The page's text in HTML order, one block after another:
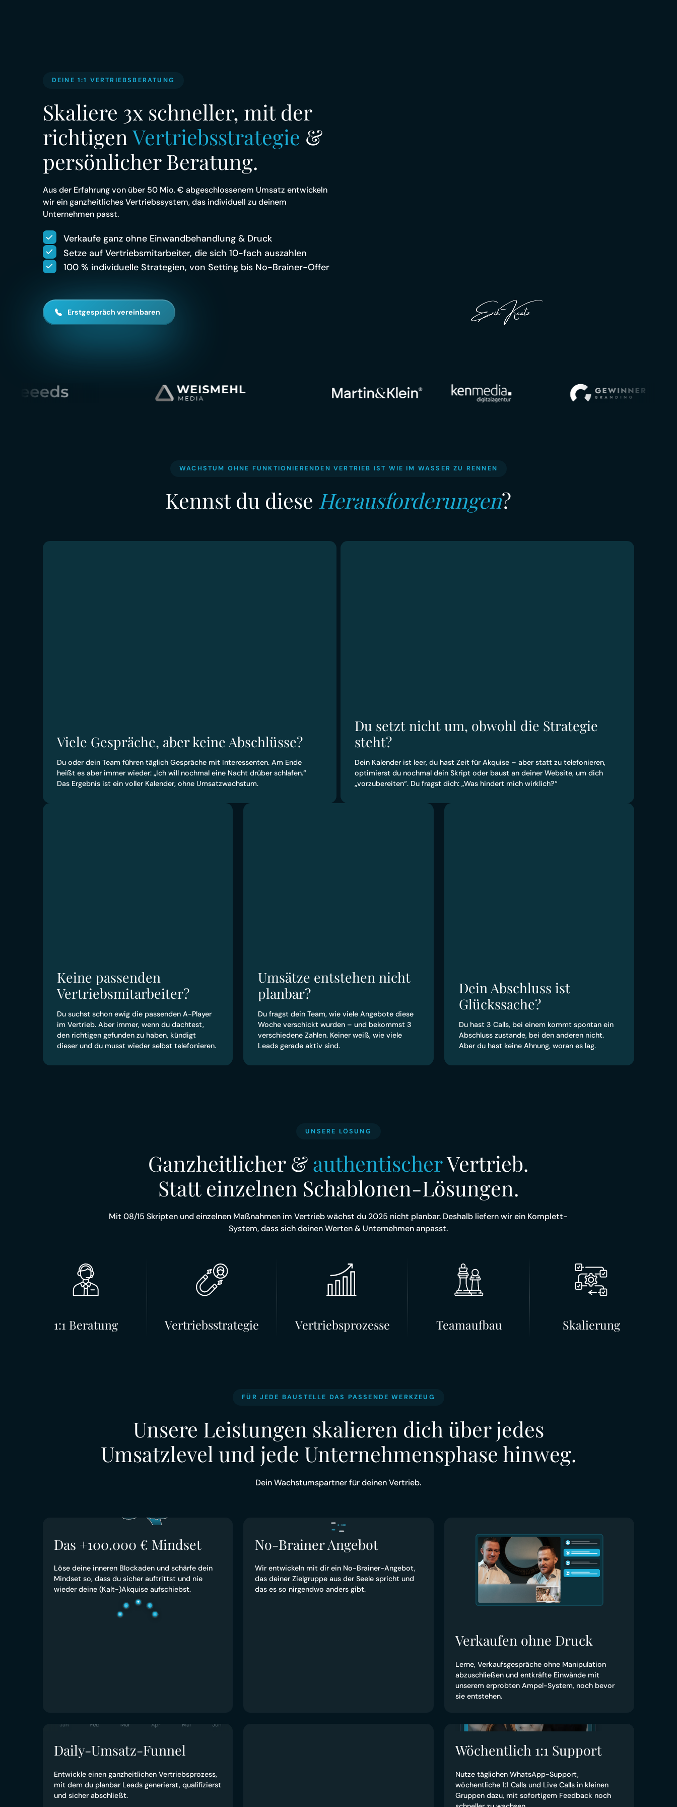
DEINE 1:1 VERTRIEBSBERATUNG
Skaliere 3x schneller, mit der
richtigenVertriebsstrategie &
persönlicher Beratung.
Aus der Erfahrung von über 50 Mio. € abgeschlossenem Umsatz entwickeln
wir ein ganzheitliches Vertriebssystem, das individuell zu deinem
Unternehmen passt.
Verkaufe ganz ohne Einwandbehandlung & Druck
Setze auf Vertriebsmitarbeiter, die sich 10-fach auszahlen
100 % individuelle Strategien, von Setting bis No-Brainer-Offer
Erstgespräch vereinbaren
WACHSTUM OHNE FUNKTIONIERENDEN VERTRIEB IST WIE IM WASSER ZU RENNEN
Kennst du diese Herausforderungen?
Viele Gespräche, aber keine Abschlüsse?
Du oder dein Team führen täglich Gespräche mit Interessenten. Am Ende
heißt es aber immer wieder: „Ich will nochmal eine Nacht drüber schlafen.“
Das Ergebnis ist ein voller Kalender, ohne Umsatzwachstum.
Du setzt nicht um, obwohl die Strategie
steht?
Dein Kalender ist leer, du hast Zeit für Akquise – aber statt zu telefonieren,
optimierst du nochmal dein Skript oder baust an deiner Website, um dich
„vorzubereiten“. Du fragst dich: „Was hindert mich wirklich?“
Keine passenden
Vertriebsmitarbeiter?
Du suchst schon ewig die passenden A-Player
im Vertrieb. Aber immer, wenn du dachtest,
den richtigen gefunden zu haben, kündigt
dieser und du musst wieder selbst telefonieren.
Umsätze entstehen nicht
planbar?
Du fragst dein Team, wie viele Angebote diese
Woche verschickt wurden – und bekommst 3
verschiedene Zahlen. Keiner weiß, wie viele
Leads gerade aktiv sind.
Dein Abschluss ist
Glückssache?
Du hast 3 Calls, bei einem kommt spontan ein
Abschluss zustande, bei den anderen nicht.
Aber du hast keine Ahnung, woran es lag.
UNSERE LÖSUNG
Ganzheitlicher & authentischerVertrieb.
Statt einzelnen Schablonen-Lösungen.
Mit 08/15 Skripten und einzelnen Maßnahmen im Vertrieb wächst du 2025 nicht planbar. Deshalb liefern wir ein Komplett-
System, dass sich deinen Werten & Unternehmen anpasst.
1:1 Beratung Vertriebsstrategie Vertriebsprozesse Teamaufbau Skalierung
FÜR JEDE BAUSTELLE DAS PASSENDE WERKZEUG
Unsere Leistungen skalieren dich über jedes
Umsatzlevel und jede Unternehmensphase hinweg.
Dein Wachstumspartner für deinen Vertrieb.
Das +100.000 € Mindset
Löse deine inneren Blockaden und schärfe dein
Mindset so, dass du sicher auftrittst und nie
wieder deine (Kalt-)Akquise aufschiebst.
No-Brainer Angebot
Wir entwickeln mit dir ein No-Brainer-Angebot,
das deiner Zielgruppe aus der Seele spricht und
das es so nirgendwo anders gibt.
Verkaufen ohne Druck
Lerne, Verkaufsgespräche ohne Manipulation
abzuschließen und entkräfte Einwände mit
unserem erprobten Ampel-System, noch bevor
sie entstehen.
Daily-Umsatz-Funnel
Entwickle einen ganzheitlichen Vertriebsprozess,
mit dem du planbar Leads generierst, qualifizierst
und sicher abschließt.
Wöchentlich 1:1 Support
Nutze täglichen WhatsApp-Support,
wöchentliche 1:1 Calls und Live Calls in kleinen
Gruppen dazu, mit sofortigem Feedback noch